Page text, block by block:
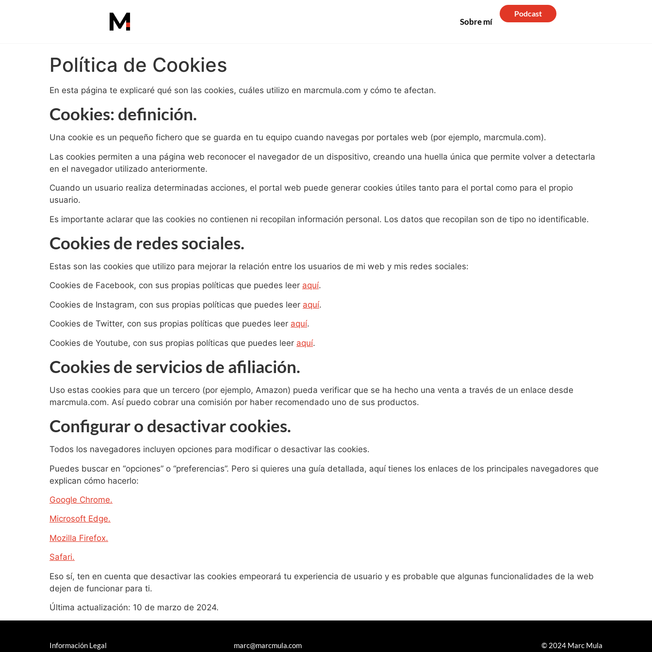
Sobre mí
Podcast
Política de Cookies
En esta página te explicaré qué son las cookies, cuáles utilizo en marcmula.com y cómo te afectan.
Cookies: definición.
Una cookie es un pequeño fichero que se guarda en tu equipo cuando navegas por portales web (por ejemplo, marcmula.com).
Las cookies permiten a una página web reconocer el navegador de un dispositivo, creando una huella única que permite volver a detectarla
en el navegador utilizado anteriormente.
Cuando un usuario realiza determinadas acciones, el portal web puede generar cookies útiles tanto para el portal como para el propio
usuario.
Es importante aclarar que las cookies no contienen ni recopilan información personal. Los datos que recopilan son de tipo no identificable.
Cookies de redes sociales.
Estas son las cookies que utilizo para mejorar la relación entre los usuarios de mi web y mis redes sociales:
Cookies de Facebook, con sus propias políticas que puedes leer aquí.
Cookies de Instagram, con sus propias políticas que puedes leer aquí.
Cookies de Twitter, con sus propias políticas que puedes leer aquí.
Cookies de Youtube, con sus propias políticas que puedes leer aquí.
Cookies de servicios de afiliación.
Uso estas cookies para que un tercero (por ejemplo, Amazon) pueda verificar que se ha hecho una venta a través de un enlace desde
marcmula.com. Así puedo cobrar una comisión por haber recomendado uno de sus productos.
Configurar o desactivar cookies.
Todos los navegadores incluyen opciones para modificar o desactivar las cookies.
Puedes buscar en “opciones” o “preferencias”. Pero si quieres una guía detallada, aquí tienes los enlaces de los principales navegadores que
explican cómo hacerlo:
Google Chrome.
Microsoft Edge.
Mozilla Firefox.
Safari.
Eso sí, ten en cuenta que desactivar las cookies empeorará tu experiencia de usuario y es probable que algunas funcionalidades de la web
dejen de funcionar para ti.
Última actualización: 10 de marzo de 2024.
Información Legal marc@marcmula.com © 2024 Marc Mula